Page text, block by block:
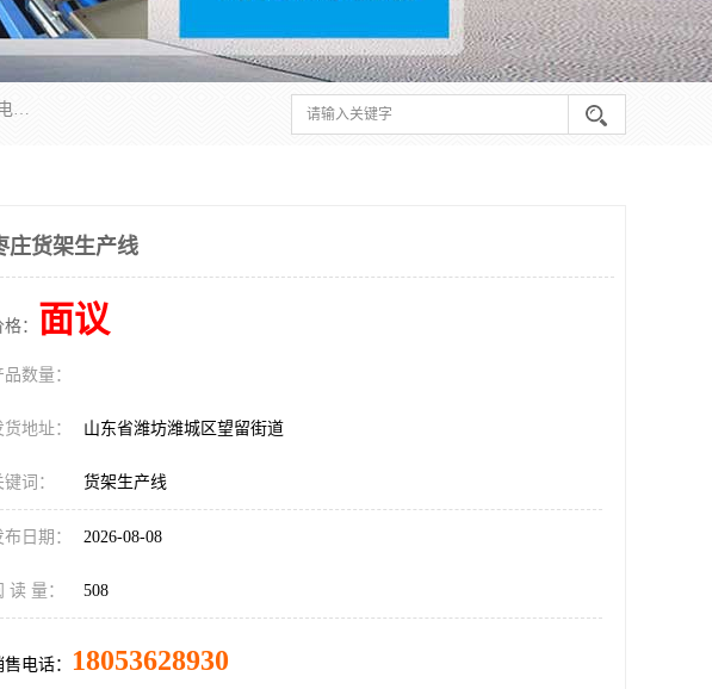
潍坊炜桦冷弯机械制造有限公司一直致力于配电箱自动生产线，消防箱生产设备、货架生产线、配电箱生产线等，是集设备制造、模具加工、技术开发于一体的综合性机械制造高科技民营企业。
庄货架生产线
： 面议
品数量：
货地址： 山东省潍坊潍城区望留街道
键词： 货架生产线
布日期： 2026-08-08
读 量： 508
售电话： 18053628930